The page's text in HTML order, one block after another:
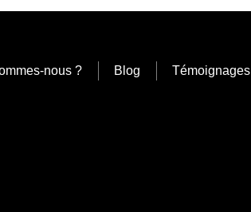
nous ? Blog Témoignages